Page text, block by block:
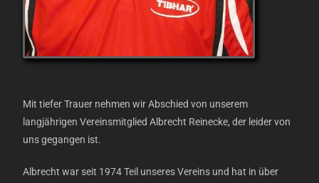
Mit tiefer Trauer nehmen wir Abschied von unserem
langjährigen Vereinsmitglied Albrecht Reinecke, der leider von
uns gegangen ist.
Albrecht war seit 1974 Teil unseres Vereins und hat in über